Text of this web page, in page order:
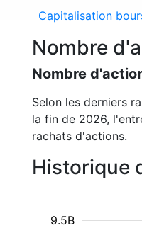
Capitalisation
Nombre
Nombre
Selon les derniers
la fin de 2026,
rachats d'actions.
Historique
9.5B